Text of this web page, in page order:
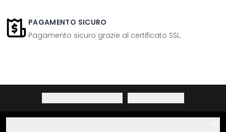
PAGAMENTO SICURO
Pagamento sicuro grazie al certificato SSL.
·